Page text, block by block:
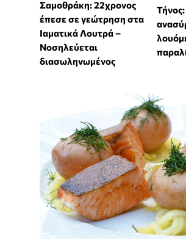
Σαμοθράκη: 22χρονος
έπεσε σε γεώτρηση στα
Ιαματικά Λουτρά –
Νοσηλεύεται
διασωληνωμένος